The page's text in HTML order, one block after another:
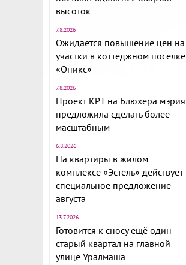
высоток
7.8.2026
Ожидается повышение цен на
участки в коттеджном посёлке
«Оникс»
7.8.2026
Проект КРТ на Блюхера мэрия
предложила сделать более
масштабным
6.8.2026
На квартиры в жилом
комплексе «Эстель» действует
специальное предложение
августа
13.7.2026
Готовится к сносу ещё один
старый квартал на главной
улице Уралмаша